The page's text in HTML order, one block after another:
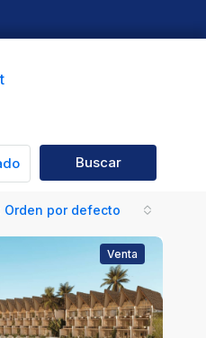
Buscar
Orden por defecto
Venta